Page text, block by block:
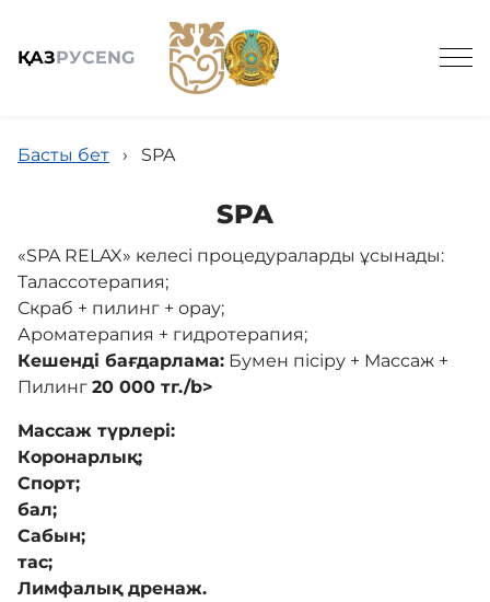
ҚАЗРУСENG
Жалпы мәлімет
Қызметтер
Бос жұмыс орындары
Байланыс
Басты бет › SPA
SPA
«SPA RELAX» келесі процедураларды ұсынады:
Талассотерапия;
Скраб + пилинг + орау;
Ароматерапия + гидротерапия;
Кешенді бағдарлама: Бумен пісіру + Массаж +
Пилинг 20 000 тг./b>
Массаж түрлері:
Коронарлық;
Спорт;
бал;
Сабын;
тас;
Лимфалық дренаж.